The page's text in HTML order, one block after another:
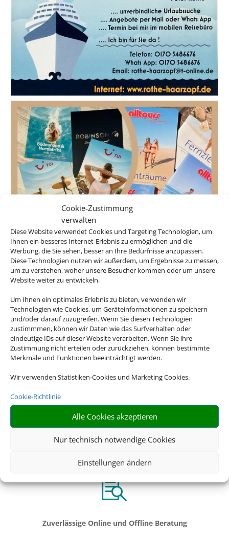
Cookie-Zustimmung
verwalten
Diese Website verwendet Cookies und Targeting Technologien, um
Ihnen ein besseres Internet-Erlebnis zu ermöglichen und die
Werbung, die Sie sehen, besser an Ihre Bedürfnisse anzupassen.
Diese Technologien nutzen wir außerdem, um Ergebnisse zu messen,
um zu verstehen, woher unsere Besucher kommen oder um unsere
Website weiter zu entwickeln.
Um Ihnen ein optimales Erlebnis zu bieten, verwenden wir
Technologien wie Cookies, um Geräteinformationen zu speichern
und/oder darauf zuzugreifen. Wenn Sie diesen Technologien
zustimmmen, können wir Daten wie das Surfverhalten oder
eindeutige IDs auf dieser Website verarbeiten. Wenn Sie ihre
Zustimmung nicht erteilen oder zurückziehen, können bestimmte
Merkmale und Funktionen beeinträchtigt werden.
Wir verwenden Statistiken-Cookies und Marketing Cookies.
Cookie-Richtlinie
Alle Cookies akzeptieren
Nur technisch notwendige Cookies
Einstellungen ändern



Zuverlässige Online und Offline Beratung